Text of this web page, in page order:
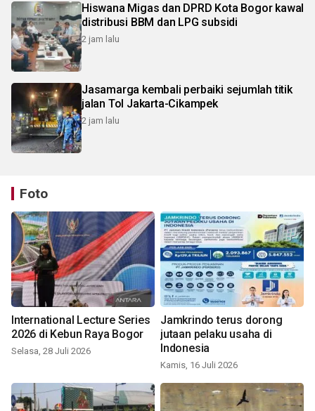
Hiswana Migas dan DPRD Kota Bogor kawal
distribusi BBM dan LPG subsidi
2 jam lalu
Jasamarga kembali perbaiki sejumlah titik
jalan Tol Jakarta-Cikampek
2 jam lalu
Foto
International Lecture Series
2026 di Kebun Raya Bogor
Selasa, 28 Juli 2026
Jamkrindo terus dorong
jutaan pelaku usaha di
Indonesia
Kamis, 16 Juli 2026